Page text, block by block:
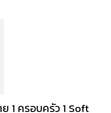
1 ครอบครัว 1 Soft